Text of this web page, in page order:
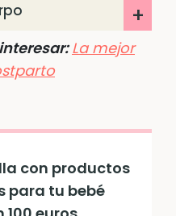
La mejor
con productos
para tu bebé